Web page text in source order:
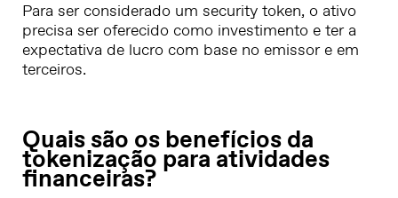
Para ser considerado um security token, o ativo
precisa ser oferecido como investimento e ter a
expectativa de lucro com base no emissor e em
terceiros.
Quais são os benefícios da
tokenização para atividades
financeiras?